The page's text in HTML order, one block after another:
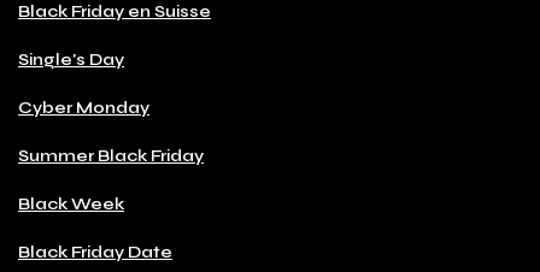
Black Friday en Suisse
Single's Day
Cyber Monday
Summer Black Friday
Black Week
Black Friday Date